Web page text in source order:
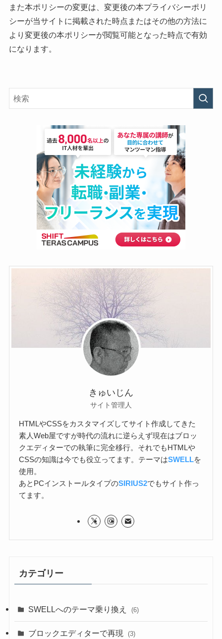
また本ポリシーの変更は、変更後の本プライバシーポリ
シーが当サイトに掲載された時点またはその他の方法に
より変更後の本ポリシーが閲覧可能となった時点で有効
になります。
きゅいじん
サイト管理人
HTMLやCSSをカスタマイズしてサイト作成してきた
素人Web屋ですが時代の流れに逆らえず現在はブロッ
クエディターでの執筆に完全移行。それでもHTMLや
CSSの知識は今でも役立ってます。テーマはSWELLを
使用。
あとPCインストールタイプのSIRIUS2でもサイト作っ
てます。
カテゴリー
SWELLへのテーマ乗り換え (6)
ブロックエディターで再現 (3)